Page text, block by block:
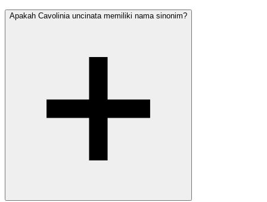
Apakah Cavolinia uncinata memiliki nama sinonim?